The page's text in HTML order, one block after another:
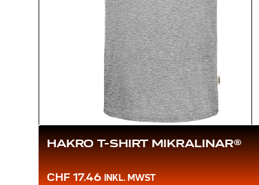
HAKRO T-SHIRT MIKRALINAR®
CHF 17.46 INKL. MWST